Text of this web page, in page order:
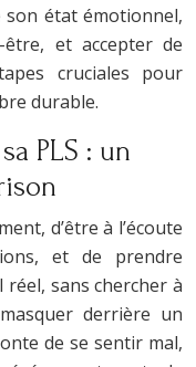
son état émotionnel,
et accepter de
cruciales pour
durable.
PLS : un
d’être à l’écoute
et de prendre
sans chercher à
derrière un
de se sentir mal,